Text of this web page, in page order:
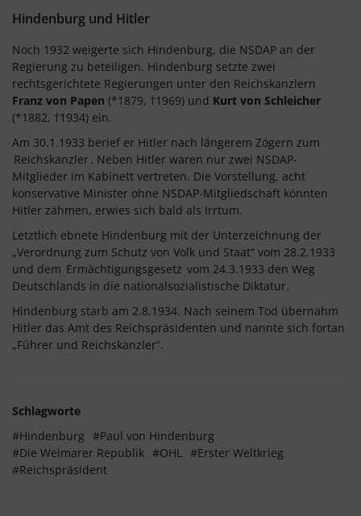
Hindenburg und Hitler
Noch 1932 weigerte sich Hindenburg, die NSDAP an der
Regierung zu beteiligen. Hindenburg setzte zwei
rechtsgerichtete Regierungen unter den Reichskanzlern
Franz von Papen (*1879, †1969) und Kurt von Schleicher
(*1882, †1934) ein.
Am 30.1.1933 berief er Hitler nach längerem Zögern zum
Reichskanzler. Neben Hitler waren nur zwei NSDAP-
Mitglieder im Kabinett vertreten. Die Vorstellung, acht
konservative Minister ohne NSDAP-Mitgliedschaft könnten
Hitler zähmen, erwies sich bald als Irrtum.
Letztlich ebnete Hindenburg mit der Unterzeichnung der
„Verordnung zum Schutz von Volk und Staat“ vom 28.2.1933
und dem Ermächtigungsgesetz vom 24.3.1933 den Weg
Deutschlands in die nationalsozialistische Diktatur.
Hindenburg starb am 2.8.1934. Nach seinem Tod übernahm
Hitler das Amt des Reichspräsidenten und nannte sich fortan
„Führer und Reichskanzler“.
Schlagworte
#Hindenburg #Paul von Hindenburg
#Die Weimarer Republik #OHL #Erster Weltkrieg
#Reichspräsident